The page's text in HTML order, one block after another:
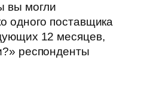
вы могли
одного поставщика
12 месяцев,
респонденты